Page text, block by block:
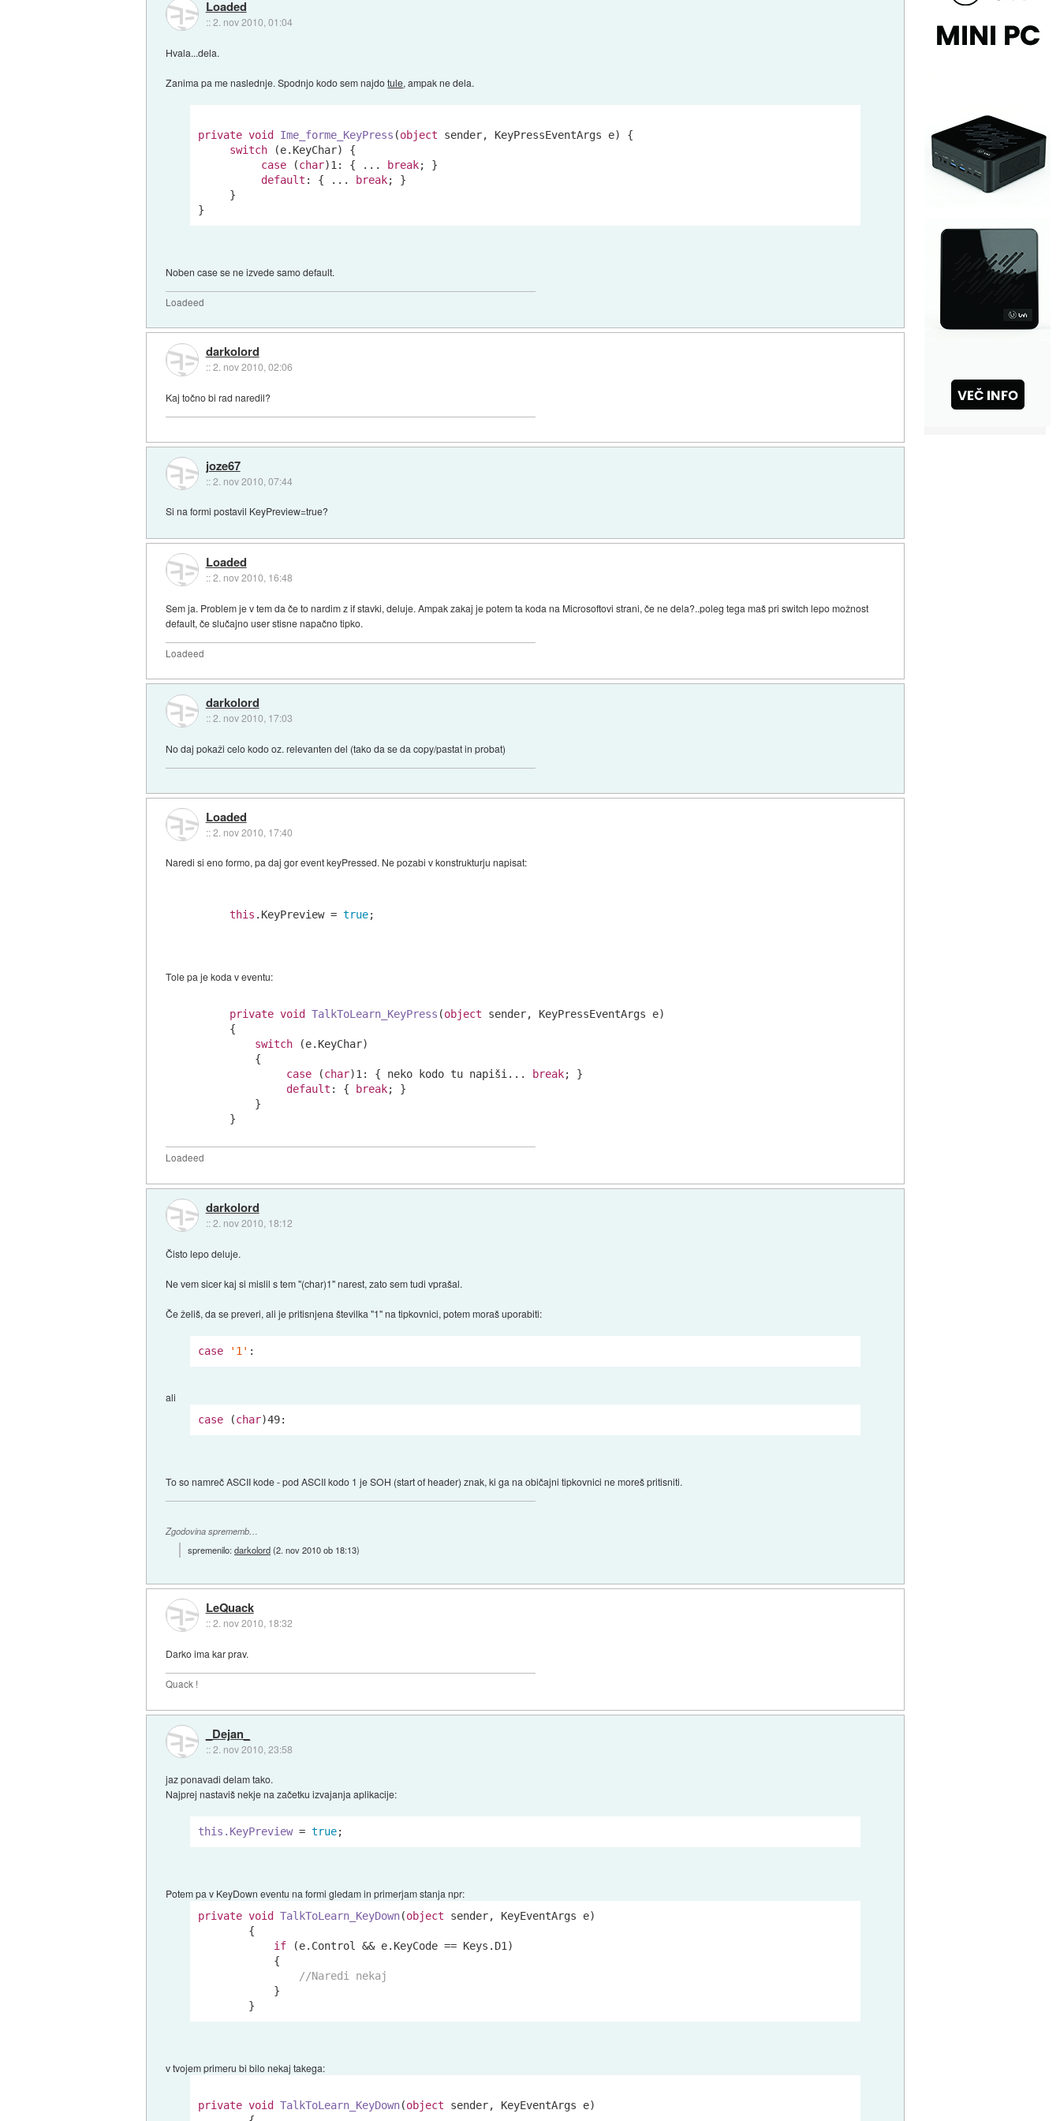
Loaded
::2. nov 2010, 01:04
Hvala...dela.
Zanima pa me naslednje. Spodnjo kodo sem najdotule, ampak ne dela.
private void Ime_forme_KeyPress (object sender, KeyPressEventArgs e)
{
switch (e.KeyChar) {
case (char)1 : { ... break; }
default : { ... break; }
     }
Noben case se ne izvede samo default.
Loadeed
darkolord
::2. nov 2010, 02:06
Kaj točno bi rad naredil?
joze67
::2. nov 2010, 07:44
Si na formi postavil KeyPreview=true?
Loaded
::2. nov 2010, 16:48
Sem ja. Problem je v tem da če to nardim z if stavki, deluje. Ampak zakaj je potem ta koda na Microsoftovi strani, če ne dela?..poleg tega maš pri switch lepo možnost
default, če slučajno user stisne napačno tipko.
Loadeed
darkolord
::2. nov 2010, 17:03
No daj pokaži celo kodo oz. relevanten del (tako da se da copy/pastat in probat)
Loaded
::2. nov 2010, 17:40
Naredi si eno formo, pa daj gor event keyPressed. Ne pozabi v konstrukturju napisat:
this .KeyPreview = true
Tole pa je koda v eventu:
private void TalkToLearn_KeyPress (object sender, KeyPressEventArgs e)
     {
switch (e.KeyChar)
         {
case (char)1 : { neko kodo tu napiši... break; }
default : { break; }
         }
Loadeed
darkolord
::2. nov 2010, 18:12
Čisto lepo deluje.
Ne vem sicer kaj si mislil s tem "(char)1" narest, zato sem tudi vprašal.
Če želiš, da se preveri, ali je pritisnjena številka "1" na tipkovnici, potem moraš uporabiti:
case '1' :
ali
case (char)49:
To so namreč ASCII kode - pod ASCII kodo 1 je SOH (start of header) znak, ki ga na običajni tipkovnici ne moreš pritisniti.
Zgodovina sprememb…
spremenilo:darkolord(2. nov 2010 ob 18:13)
LeQuack
::2. nov 2010, 18:32
Darko ima kar prav.
Quack !
_Dejan_
::2. nov 2010, 23:58
jaz ponavadi delam tako.
Najprej nastaviš nekje na začetku izvajanja aplikacije:
this.KeyPreview = true;
Potem pa v KeyDown eventu na formi gledam in primerjam stanja npr:
private void TalkToLearn_KeyDown(object sender, KeyEventArgs e)
        {
if (e.Control && e.KeyCode == Keys.D1)
            {
//Naredi nekaj
            }
v tvojem primeru bi bilo nekaj takega:
private void TalkToLearn_KeyDown(object sender, KeyEventArgs e)